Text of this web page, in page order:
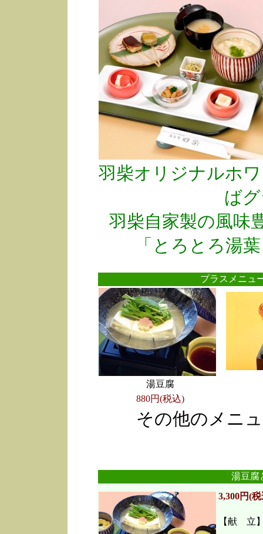
羽柴オリジナルホ
ば
羽柴自家製の風味
「とろとろ湯
プラスメニ
湯豆腐
880円(税込)
その他のメニ
湯豆腐
3,300円(
【献 立